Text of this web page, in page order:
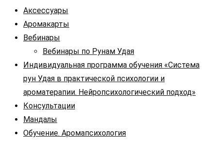
Аксессуары
Аромакарты
Вебинары
Вебинары по Рунам Удая
Индивидуальная программа обучения «Система
рун Удая в практической психологии и
ароматерапии. Нейропсихологический подход»
Консультации
Мандалы
Обучение. Аромапсихология